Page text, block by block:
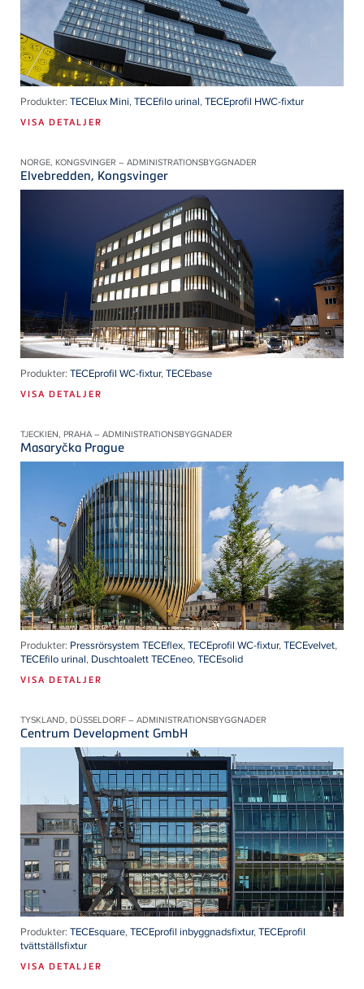
Produkter: TECElux Mini,TECEfilo urinal,TECEprofil HWC-fixtur
VISA DETALJER
NORGE, KONGSVINGER – ADMINISTRATIONSBYGGNADER
Elvebredden, Kongsvinger
Produkter: TECEprofil WC-fixtur,TECEbase
VISA DETALJER
TJECKIEN, PRAHA – ADMINISTRATIONSBYGGNADER
Masaryčka Prague
Produkter: Pressrörsystem TECEflex,TECEprofil WC-fixtur,TECEvelvet,
TECEfilo urinal, Duschtoalett TECEneo,TECEsolid
VISA DETALJER
TYSKLAND, DÜSSELDORF – ADMINISTRATIONSBYGGNADER
Centrum Development GmbH
Produkter: TECEsquare,TECEprofil inbyggnadsfixtur,TECEprofil
tvättställsfixtur
VISA DETALJER